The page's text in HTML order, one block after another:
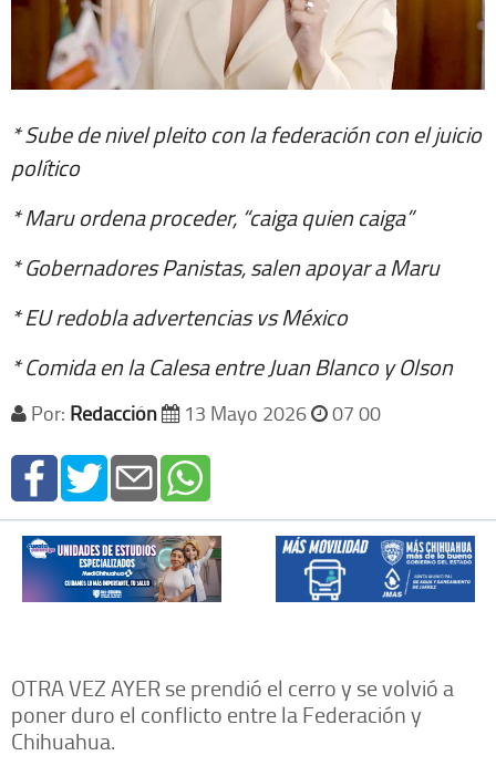
* Sube de nivel pleito con la federación con el juicio
político
* Maru ordena proceder, “caiga quien caiga”
* Gobernadores Panistas, salen apoyar a Maru
* EU redobla advertencias vs México
* Comida en la Calesa entre Juan Blanco y Olson
Por: Redacción 13 Mayo 2026 07 00
OTRA VEZ AYER se prendió el cerro y se volvió a
poner duro el conflicto entre la Federación y
Chihuahua.